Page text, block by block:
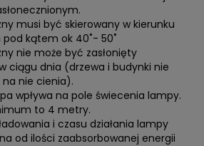
musi być skierowany w kierunku
kątem ok 40˚- 50˚
nie może być zasłonięty
ciągu dnia (drzewa i budynki nie
nie cienia).
wpływa na pole świecenia lampy.
to 4 metry.
i czasu działania lampy
od ilości zaabsorbowanej energii